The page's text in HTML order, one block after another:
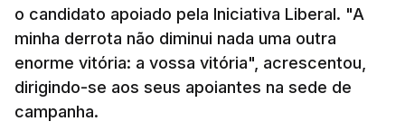
o candidato apoiado pela Iniciativa Liberal. "A
minha derrota não diminui nada uma outra
enorme vitória: a vossa vitória", acrescentou,
dirigindo-se aos seus apoiantes na sede de
campanha.